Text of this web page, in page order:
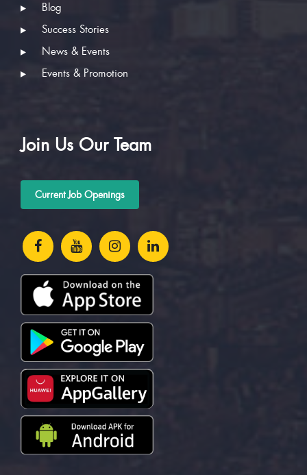
Blog
Success Stories
News & Events
Events & Promotion
Join Us Our Team
Current Job Openings